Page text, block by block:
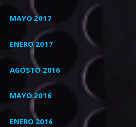
MAYO 2017
ENERO 2017
AGOSTO 2016
MAYO 2016
ENERO 2016